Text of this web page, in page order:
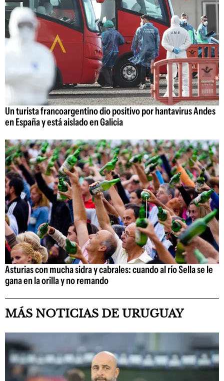
Un turista francoargentino dio positivo por hantavirus Andes
en España y está aislado en Galicia
Asturias con mucha sidra y cabrales: cuando al río Sella se le
gana en la orilla y no remando
MÁS NOTICIAS DE URUGUAY